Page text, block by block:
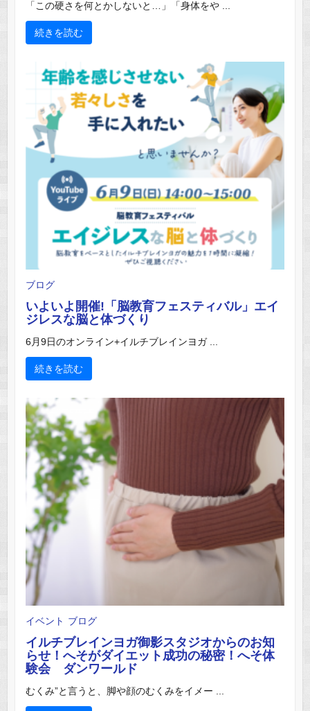
「この硬さを何とかしないと…」「身体をや ...
続きを読む
ブログ
いよいよ開催!「脳教育フェスティバル」エイ
ジレスな脳と体づくり
6月9日のオンライン+イルチブレインヨガ ...
続きを読む
イベント ブログ
イルチブレインヨガ御影スタジオからのお知
らせ！へそがダイエット成功の秘密！へそ体
験会 ダンワールド
むくみ”と言うと、脚や顔のむくみをイメー ...